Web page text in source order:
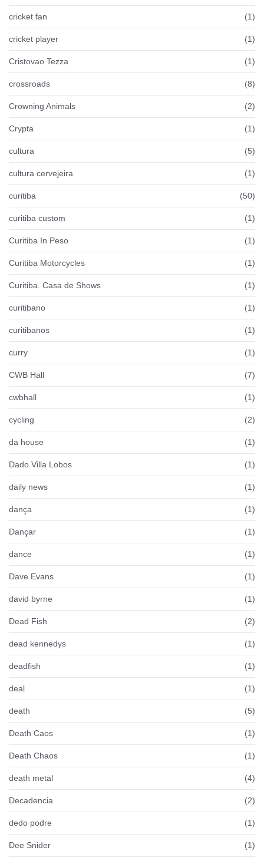
cricket fan (1)
cricket player (1)
Cristovao Tezza (1)
crossroads (8)
Crowning Animals (2)
Crypta (1)
cultura (5)
cultura cervejeira (1)
curitiba (50)
curitiba custom (1)
Curitiba In Peso (1)
Curitiba Motorcycles (1)
Curitiba. Casa de Shows (1)
curitibano (1)
curitibanos (1)
curry (1)
CWB Hall (7)
cwbhall (1)
cycling (2)
da house (1)
Dado Villa Lobos (1)
daily news (1)
dança (1)
Dançar (1)
dance (1)
Dave Evans (1)
david byrne (1)
Dead Fish (2)
dead kennedys (1)
deadfish (1)
deal (1)
death (5)
Death Caos (1)
Death Chaos (1)
death metal (4)
Decadencia (2)
dedo podre (1)
Dee Snider (1)